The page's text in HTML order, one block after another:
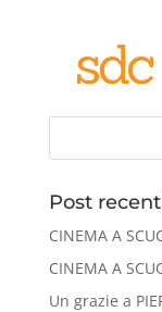
Post
CINEMA A
CINEMA A
Un grazie a